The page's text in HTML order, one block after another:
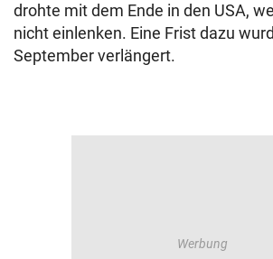
drohte mit dem Ende in den USA,
nicht einlenken. Eine Frist dazu
September verlängert.